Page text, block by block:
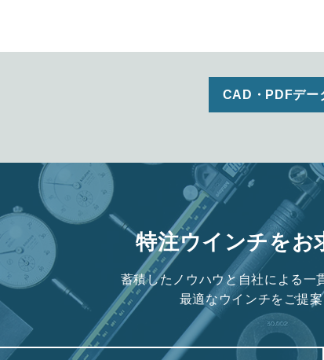
CAD・PDFデー
特注ウインチをお
蓄積したノウハウと自社による一
最適なウインチをご提